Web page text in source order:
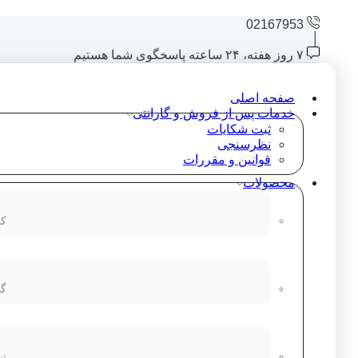
02167953
۷ روز هفته، ۲۴ ساعته پاسخگوی شما هستیم
صفحه اصلی
خدمات پس از فروش و گارانتی
ثبت شکایات
نظرسنجی
قوانین و مقررات
محصولات